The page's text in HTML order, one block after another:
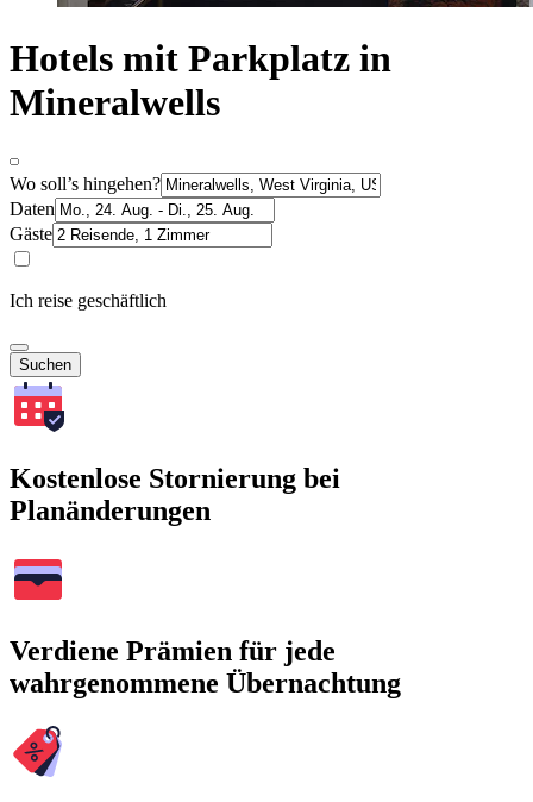
Hotels mit Parkplatz in
Mineralwells
Wo soll’s hingehen?
Daten
Gäste
Ich reise geschäftlich
Suchen
Kostenlose Stornierung bei
Planänderungen
Verdiene Prämien für jede
wahrgenommene Übernachtung